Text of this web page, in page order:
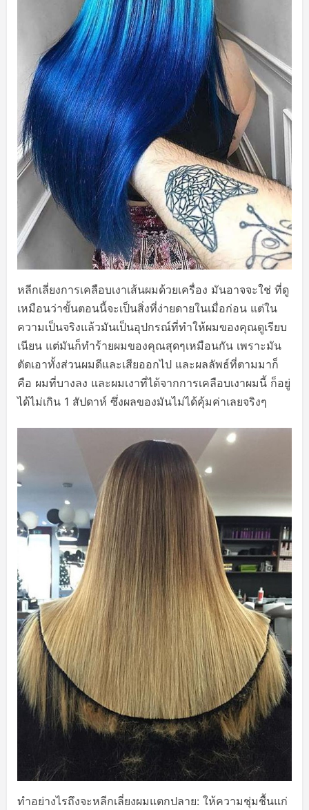
หลีกเลี่ยงการเคลือบเงาเส้นผมด้วยเครื่อง มันอาจจะใช่ ที่ดู
เหมือนว่าขั้นตอนนี้จะเป็นสิ่งที่ง่ายดายในเมื่อก่อน แต่ใน
ความเป็นจริงแล้วมันเป็นอุปกรณ์ที่ทำให้ผมของคุณดูเรียบ
เนียน แต่มันก็ทำร้ายผมของคุณสุดๆเหมือนกัน เพราะมัน
ตัดเอาทั้งส่วนผมดีและเสียออกไป และผลลัพธ์ที่ตามมาก็
คือ ผมที่บางลง และผมเงาที่ได้จากการเคลือบเงาผมนี้ ก็อยู่
ได้ไม่เกิน 1 สัปดาห์ ซึ่งผลของมันไม่ได้คุ้มค่าเลยจริงๆ
ทำอย่างไรถึงจะหลีกเลี่ยงผมแตกปลาย: ให้ความชุ่มชื้นแก่